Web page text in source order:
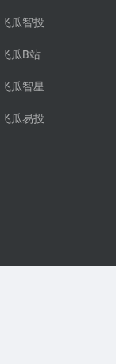
飞瓜智投
飞瓜B站
飞瓜智星
飞瓜易投